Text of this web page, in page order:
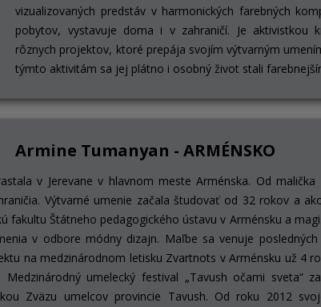
vizualizovaných predstáv v harmonických farebných
pobytov, vystavuje doma i v zahraničí. Je aktivistkou
rôznych projektov, ktoré prepája svojím výtvarným
týmto aktivitám sa jej plátno i osobný život stali
Armine Tumanyan - ARMÉNSKO
v Jerevane v hlavnom meste Arménska. Od malička
Výtvarné umenie začala študovať od 32 rokov a
fakultu Štátneho pedagogického ústavu v Arménsku a
v odbore módny dizajn. Maľbe sa venuje posledných
na medzinárodnom letisku Zvartnots v Arménsku už 4
umelecký festival „Tavush očami sveta“
Zväzu umelcov provincie Tavush. Od roku 2012